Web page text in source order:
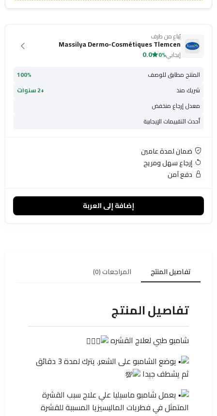
يُباع من طرف
Massilya Dermo-Cosmétiques Tlemcen
إيجابي0%
0.0
المنتج مطابق للوصف
100%
شريك منذ
+2 سنوات
معدل إرجاع منخفض
أحدث التقييمات الإيجابية
ضمان لمدة عامين
إرجاع سهل ومريح
دفع آمن
إضافة إلى العربة
تفاصيل المنتج المراجعات (0)
تفاصيل المنتج
شامبو طبي لعلاج القشره ⁦
يوضع الشامبو على الشعر. يترك لمدة 3 دقائق
ثم يشطف جيدا
يعمل شامبو ماسيليا علي علاج سبب القشرة
المتمثل في فطريات الماليسيزيا المسببة للقشرة